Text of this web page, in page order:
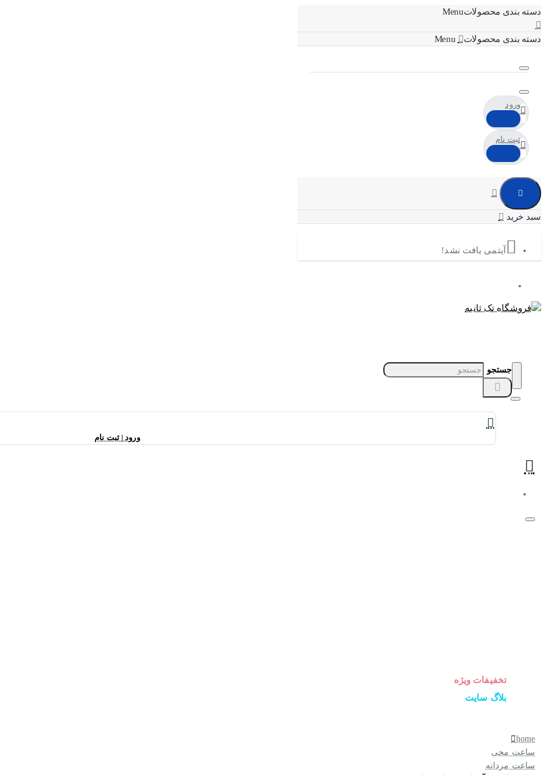
دسته بندی محصولات
دسته بندی محصولات
ورود
ثبت نام
آیتمی یافت نشد!
جستجو
ورود | ثبت نام
تخفیفات ویژه
بلاگ سایت
home
ساعت مچی
ساعت مردانه